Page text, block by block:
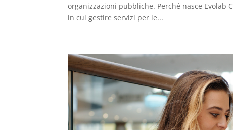
organizzazioni pubbliche. Perché nasce Evolab
in cui gestire servizi per le...